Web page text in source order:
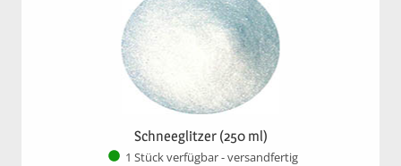
Schneeglitzer (250 ml)
1 Stück verfügbar - versandfertig